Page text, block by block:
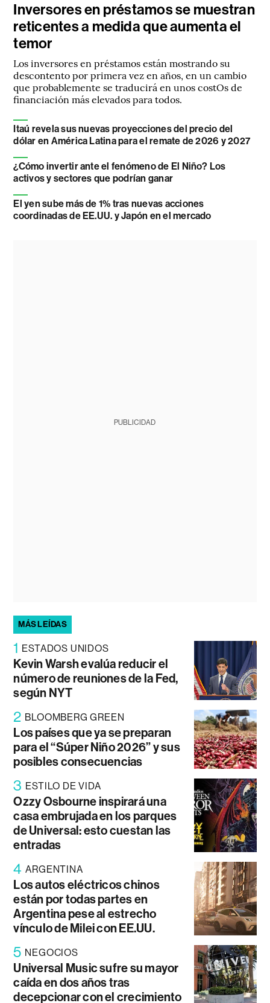
Inversores en préstamos se muestran
reticentes a medida que aumenta el
temor
Los inversores en préstamos están mostrando su
descontento por primera vez en años, en un cambio
que probablemente se traducirá en unos costOs de
financiación más elevados para todos.
Itaú revela sus nuevas proyecciones del precio del
dólar en América Latina para el remate de 2026 y 2027
¿Cómo invertir ante el fenómeno de El Niño? Los
activos y sectores que podrían ganar
El yen sube más de 1% tras nuevas acciones
coordinadas de EE.UU. y Japón en el mercado
PUBLICIDAD
MÁS LEÍDAS
1 ESTADOS UNIDOS
Kevin Warsh evalúa reducir el
número de reuniones de la Fed,
según NYT
2 BLOOMBERG GREEN
Los países que ya se preparan
para el “Súper Niño 2026” y sus
posibles consecuencias
3 ESTILO DE VIDA
Ozzy Osbourne inspirará una
casa embrujada en los parques
de Universal: esto cuestan las
entradas
4 ARGENTINA
Los autos eléctricos chinos
están por todas partes en
Argentina pese al estrecho
vínculo de Milei con EE.UU.
5 NEGOCIOS
Universal Music sufre su mayor
caída en dos años tras
decepcionar con el crecimiento